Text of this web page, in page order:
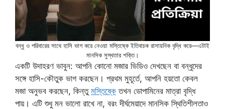
বন্ধু ও পরিবারের সাথে হাসি ভাগ করে নেওয়া মস্তিষ্কে ইতিবাচক রাসায়নিক বৃদ্ধি করে—এটাই
মানসিক সুস্থতার শক্তি।
একটি উদাহরণ ভাবুন: আপনি কোনো মজার ভিডিও দেখছেন বা বন্ধুদের
সঙ্গে হাসি-কৌতুক ভাগ করছেন। প্রথম মুহূর্তে, আপনি হয়তো কেবল
মজা অনুভব করছেন, কিন্তু মস্তিষ্কে তখন ডোপামিনের মাত্রা বৃদ্ধি
পায়। এটি শুধু মন ভালো রাখে না, বরং দীর্ঘমেয়াদে মানসিক স্থিতিশীলতাও